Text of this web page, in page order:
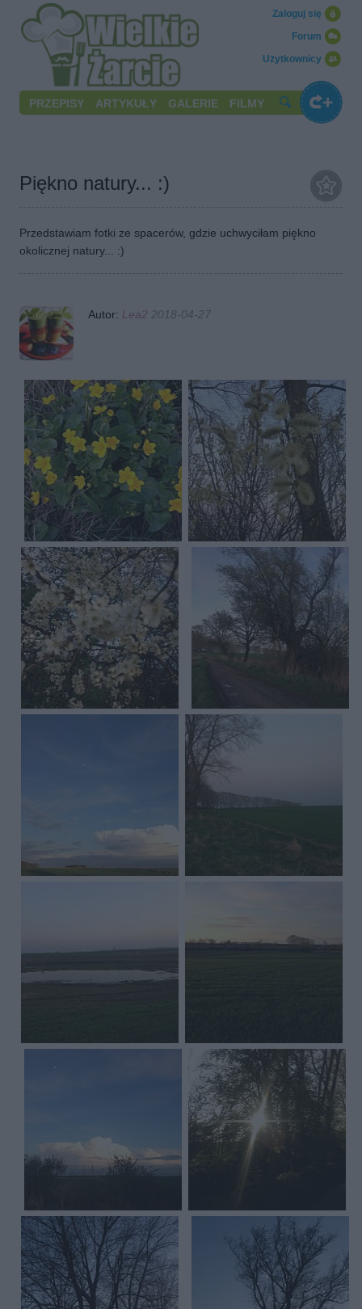
Użytkownicy
Forum
Zaloguj się
PRZEPISY ARTYKUŁY GALERIE FILMY
Piękno natury... :)
Przedstawiam fotki ze spacerów, gdzie uchwyciłam piękno
okolicznej natury... :)
Autor: Lea2 2018-04-27